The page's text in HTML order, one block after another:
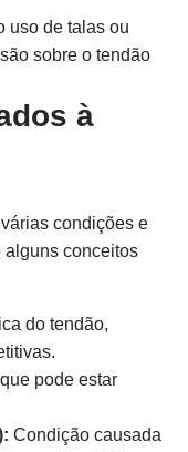
uso de talas ou
sobre o tendão
à
condições e
alguns conceitos
do tendão,
pode estar
Condição causada